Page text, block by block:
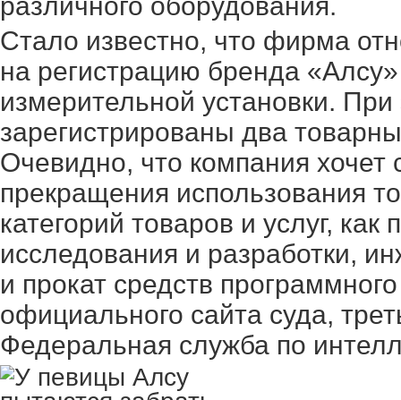
Стало известно, что фирма
на регистрацию бренда
измерительной установки.
зарегистрированы два
Очевидно, что компания
прекращения использования
категорий товаров и услуг,
исследования и разработки,
и прокат средств
официального сайта суда,
Федеральная служба по